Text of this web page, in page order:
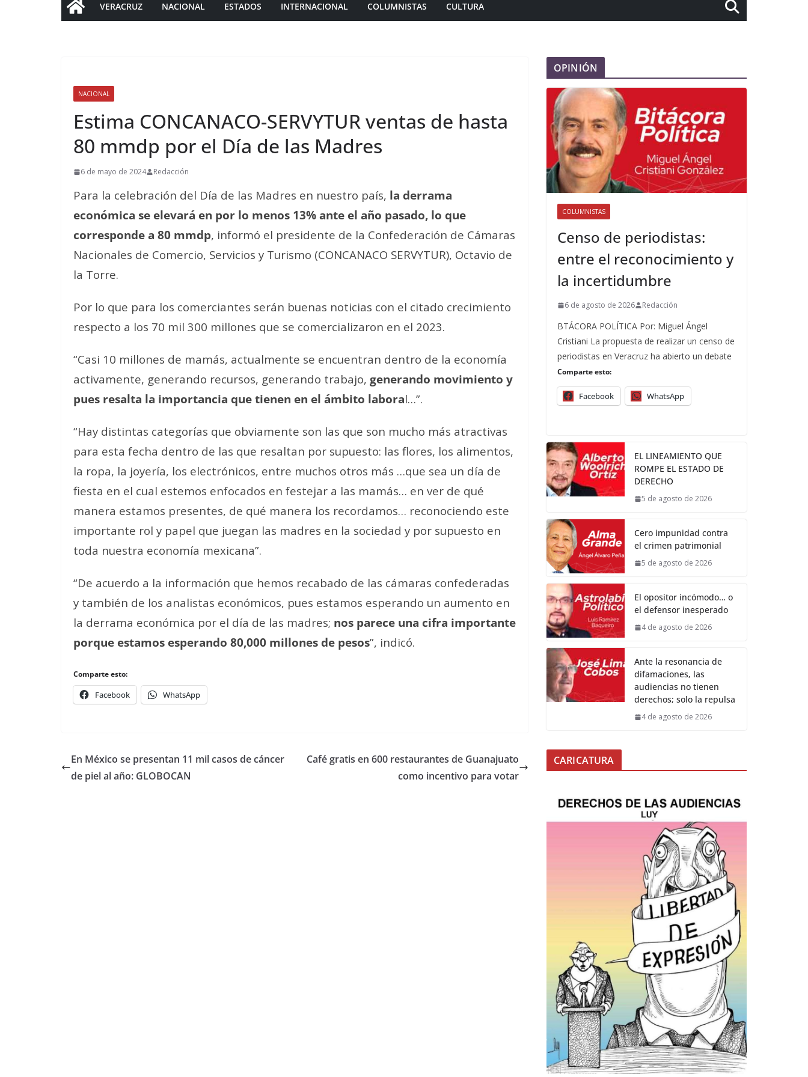
VERACRUZ NACIONAL ESTADOS INTERNACIONAL COLUMNISTAS CULTURA
NACIONAL
Estima CONCANACO-SERVYTUR ventas de hasta
80 mmdp por el Día de las Madres
6 de mayo de 2024 Redacción
Para la celebración del Día de las Madres en nuestro país, la derrama
económica se elevará en por lo menos 13% ante el año pasado, lo que
corresponde a 80 mmdp, informó el presidente de la Confederación de Cámaras
Nacionales de Comercio, Servicios y Turismo (CONCANACO SERVYTUR), Octavio de
la Torre.
Por lo que para los comerciantes serán buenas noticias con el citado crecimiento
respecto a los 70 mil 300 millones que se comercializaron en el 2023.
“Casi 10 millones de mamás, actualmente se encuentran dentro de la economía
activamente, generando recursos, generando trabajo, generando movimiento y
pues resalta la importancia que tienen en el ámbito laboral…”.
“Hay distintas categorías que obviamente son las que son mucho más atractivas
para esta fecha dentro de las que resaltan por supuesto: las flores, los alimentos,
la ropa, la joyería, los electrónicos, entre muchos otros más …que sea un día de
fiesta en el cual estemos enfocados en festejar a las mamás… en ver de qué
manera estamos presentes, de qué manera los recordamos… reconociendo este
importante rol y papel que juegan las madres en la sociedad y por supuesto en
toda nuestra economía mexicana”.
“De acuerdo a la información que hemos recabado de las cámaras confederadas
y también de los analistas económicos, pues estamos esperando un aumento en
la derrama económica por el día de las madres; nos parece una cifra importante
porque estamos esperando 80,000 millones de pesos”, indicó.
Comparte esto:
Facebook WhatsApp
En México se presentan 11 mil casos de cáncer
de piel al año: GLOBOCAN
Café gratis en 600 restaurantes de Guanajuato
como incentivo para votar
OPINIÓN
COLUMNISTAS
Censo de periodistas:
entre el reconocimiento y
la incertidumbre
6 de agosto de 2026 Redacción
BTÁCORA POLÍTICA Por: Miguel Ángel
Cristiani La propuesta de realizar un censo de
periodistas en Veracruz ha abierto un debate
Comparte esto:
Facebook WhatsApp
EL LINEAMIENTO QUE
ROMPE EL ESTADO DE
DERECHO
5 de agosto de 2026
Cero impunidad contra
el crimen patrimonial
5 de agosto de 2026
El opositor incómodo… o
el defensor inesperado
4 de agosto de 2026
Ante la resonancia de
difamaciones, las
audiencias no tienen
derechos; solo la repulsa
4 de agosto de 2026
CARICATURA